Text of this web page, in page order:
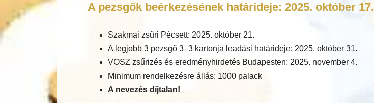
A pezsgők beérkezésének határideje: 2025. október 17.
Szakmai zsűri Pécsett: 2025. október 21.
A legjobb 3 pezsgő 3–3 kartonja leadási határideje: 2025. október 31.
VOSZ zsűrizés és eredményhirdetés Budapesten: 2025. november 4.
Minimum rendelkezésre állás: 1000 palack
A nevezés díjtalan!